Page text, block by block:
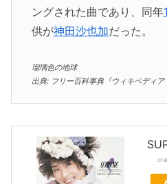
ングされた曲であり、同年
供が神田沙也加だった。
瑠璃色の地球
出典: フリー百科事典『ウィキペディ